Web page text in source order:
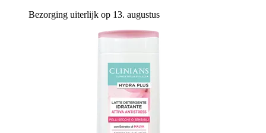
Bezorging uiterlijk op 13. augustus